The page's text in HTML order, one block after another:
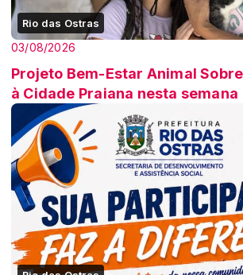
Rio das Ostras
03/08/2026
Projeto Bem-Estar Animal
à Cidade Praiana nesta semana